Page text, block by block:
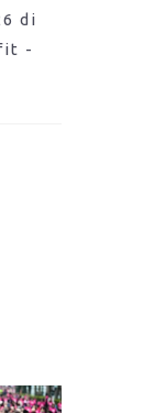
di
-